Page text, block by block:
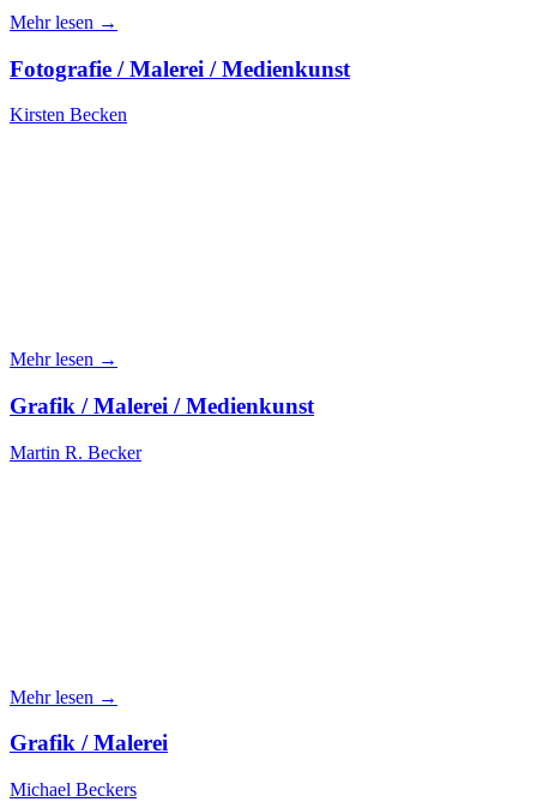
Mehr lesen →
Fotografie / Malerei / Medienkunst
Kirsten Becken
Mehr lesen →
Grafik / Malerei / Medienkunst
Martin R. Becker
Mehr lesen →
Grafik / Malerei
Michael Beckers